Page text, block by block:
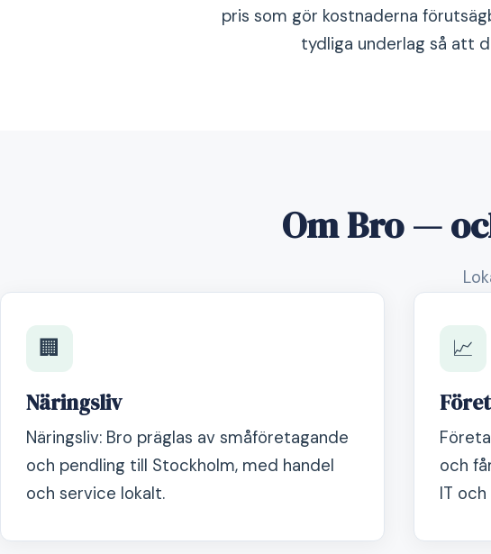
pris som gör kostnaderna
tydliga underlag så att
Om Bro —
🏢
Näringsliv
Näringsliv: Bro präglas av småföretagande
och pendling till Stockholm, med handel
och service lokalt.
📈
och
IT